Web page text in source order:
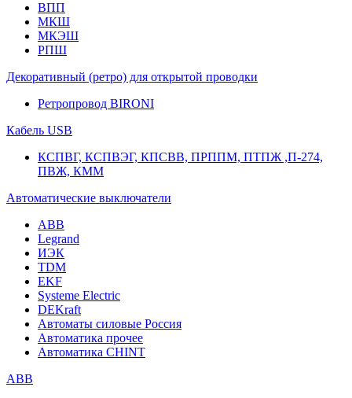
ВПП
МКШ
МКЭШ
РПШ
Декоративный (ретро) для открытой проводки
Ретропровод BIRONI
Кабель USB
КСПВГ, КСПВЭГ, КПСВВ, ПРППМ, ПТПЖ ,П-274,
ПВЖ, КММ
Автоматические выключатели
ABB
Legrand
ИЭК
TDM
EKF
Systeme Electric
DEKraft
Автоматы силовые Россия
Автоматика прочее
Автоматика CHINT
ABB